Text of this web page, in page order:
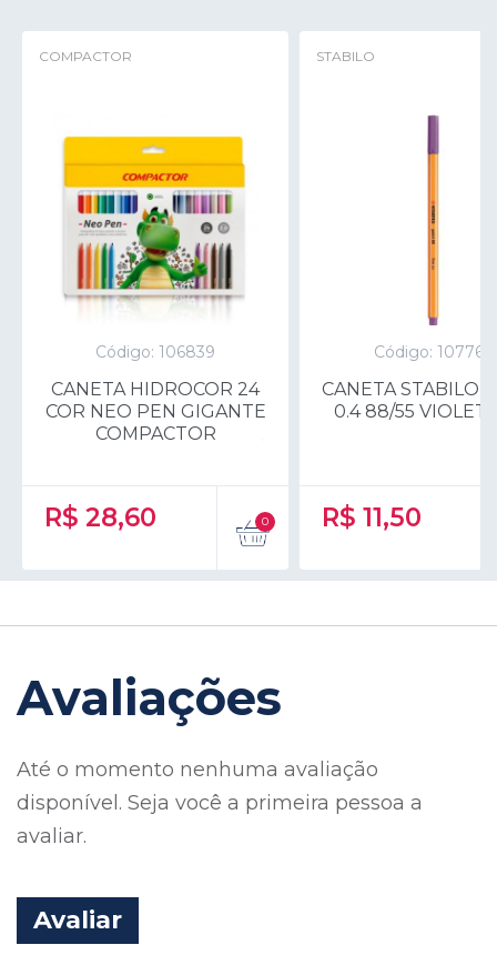
COMPACTOR
Código: 106839
CANETA HIDROCOR 24
COR NEO PEN GIGANTE
COMPACTOR
R$ 28,60
STABILO
Código: 107765
CANETA STABILO
0.4 88/55
R$ 11,50
Avaliações
Até o momento nenhuma avaliação
disponível. Seja você a primeira pessoa a
avaliar.
Avaliar